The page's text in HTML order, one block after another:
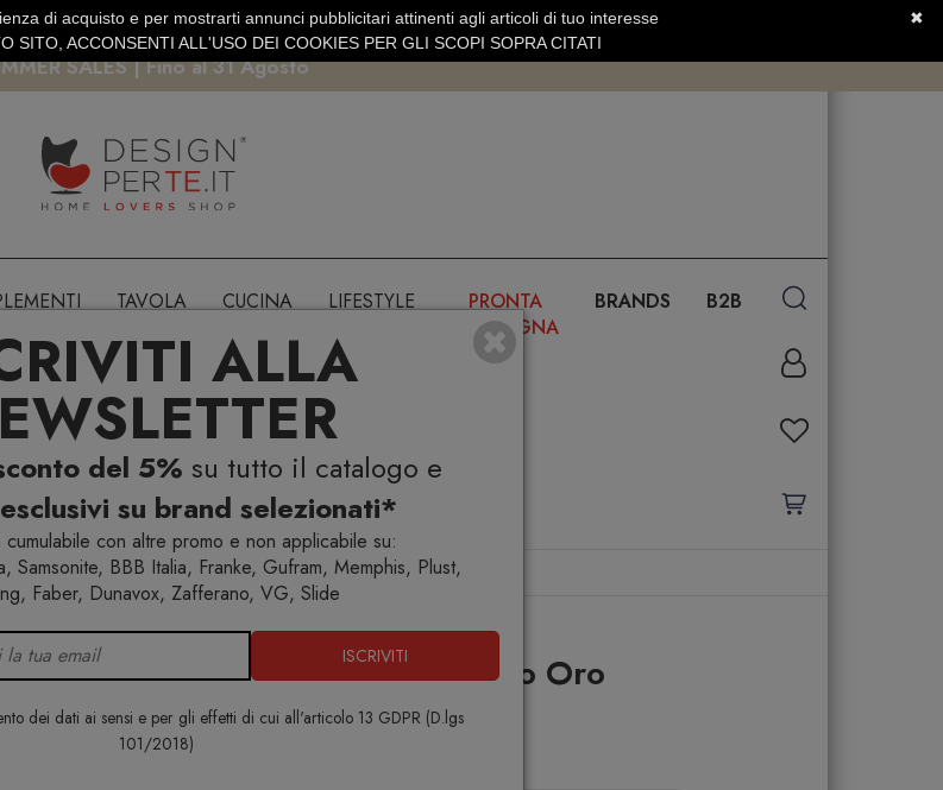
ALLA
del 5% su tutto il catalogo e
su brand selezionati*
con altre promo e non applicabile su:
Samsonite, BBB Italia, Franke, Gufram, Memphis, Plust,
Faber, Dunavox, Zafferano, VG, Slide
ISCRIVITI
dei dati ai sensi e per gli effetti di cui all'articolo 13 GDPR (D.lgs
101/2018)
SICURO PAYPAL · CARTA DI CREDITO SERVIZIO CLIENTI +39.0773.470.562
SALES | Fino al 31 Agosto
TAVOLA CUCINA LIFESTYLE
PRONTA
CONSEGNA
BRANDS B2B
Sottopiatti Intreccio Sottopiatto Oro Bitossi Home
Intreccio Sottopiatto Oro
Bitossi Home
✖
di acquisto e per mostrarti annunci pubblicitari attinenti agli articoli di tuo interesse
SITO, ACCONSENTI ALL'USO DEI COOKIES PER GLI SCOPI SOPRA CITATI